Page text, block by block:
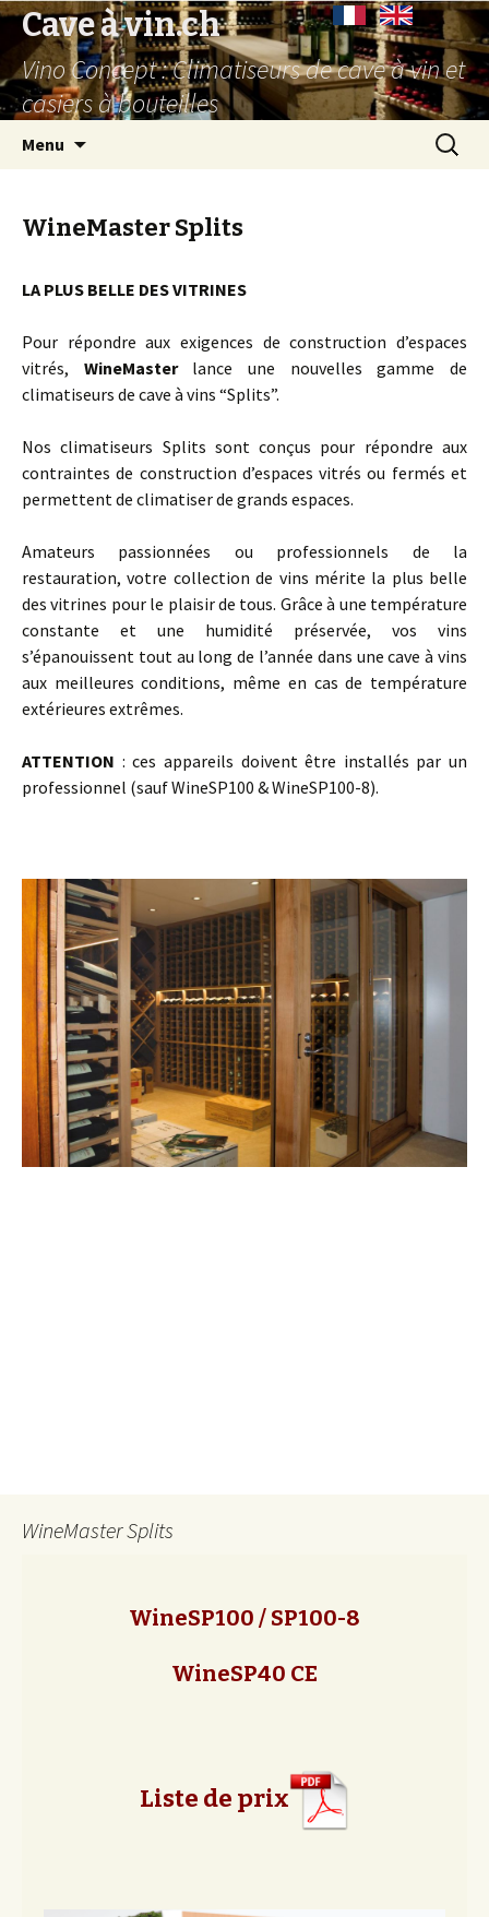
Cave à vin.ch
Vino Concept : Climatiseurs de cave à vin et
casiers à bouteilles
Menu
WineMaster Splits
LA PLUS BELLE DES VITRINES
Pour répondre aux exigences de construction d’espaces
vitrés, WineMasterlance une nouvelles gamme de
climatiseurs de cave à vins “Splits”.
Nos climatiseurs Splits sont conçus pour répondre aux
contraintes de construction d’espaces vitrés ou fermés et
permettent de climatiser de grands espaces.
Amateurs passionnées ou professionnels de la
restauration, votre collection de vins mérite la plus belle
des vitrines pour le plaisir de tous. Grâce à une température
constante et une humidité préservée, vos vins
s’épanouissent tout au long de l’année dans une cave à vins
aux meilleures conditions, même en cas de température
extérieures extrêmes.
ATTENTION : ces appareils doivent être installés par un
professionnel (sauf WineSP100 & WineSP100-8).
WineMaster Splits
WineSP100 / SP100-8
WineSP40 CE
Liste de prix